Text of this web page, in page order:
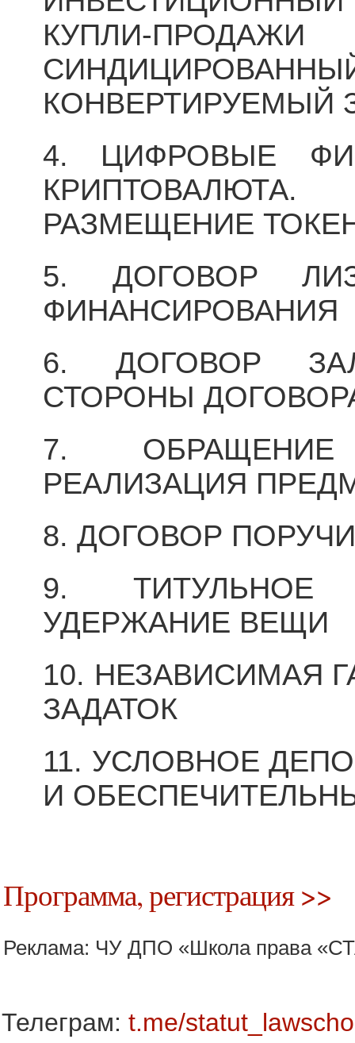
КУПЛИ-
КОНВЕРТИРУЕМЫЙ
4. ЦИФРОВЫЕ
РАЗМЕЩЕНИЕ
5. ДОГОВОР
ФИНАНСИРОВАНИЯ
6. ДОГОВОР
СТОРОНЫ
7.
РЕАЛИЗАЦИЯ
8. ДОГОВОР
9. ТИТУЛЬНОЕ
УДЕРЖАНИЕ ВЕЩИ
10. НЕЗАВИСИМАЯ
ЗАДАТОК
11. УСЛОВНОЕ
И
Программа, регистрация >>
Реклама: ЧУ ДПО «Школа права
Телеграм: t.me/